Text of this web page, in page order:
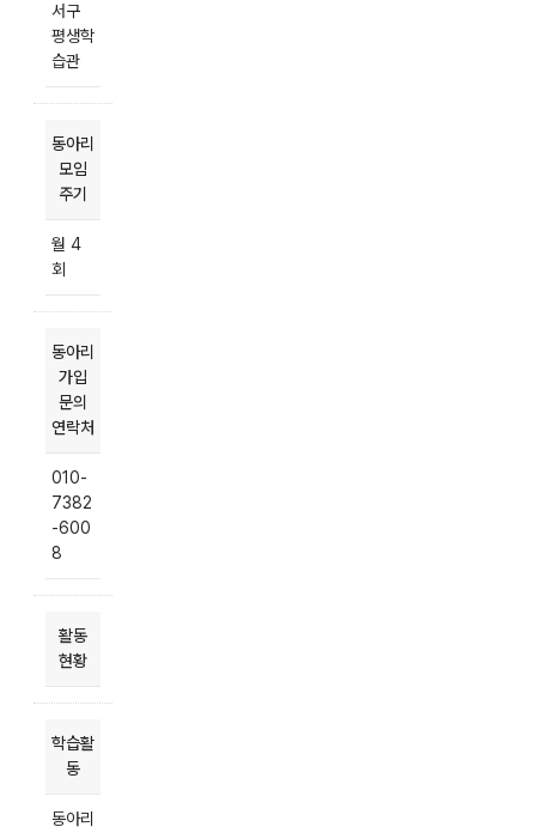
서구
평생학
습관
동아리
모임
주기
월 4
회
동아리
가입
문의
연락처
010-
7382
-600
8
활동
현황
학습활
동
동아리